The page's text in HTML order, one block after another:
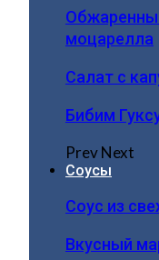
моцарелла
Салат с
Бибим
PrevNext
Соусы
Соус из
Вкусный